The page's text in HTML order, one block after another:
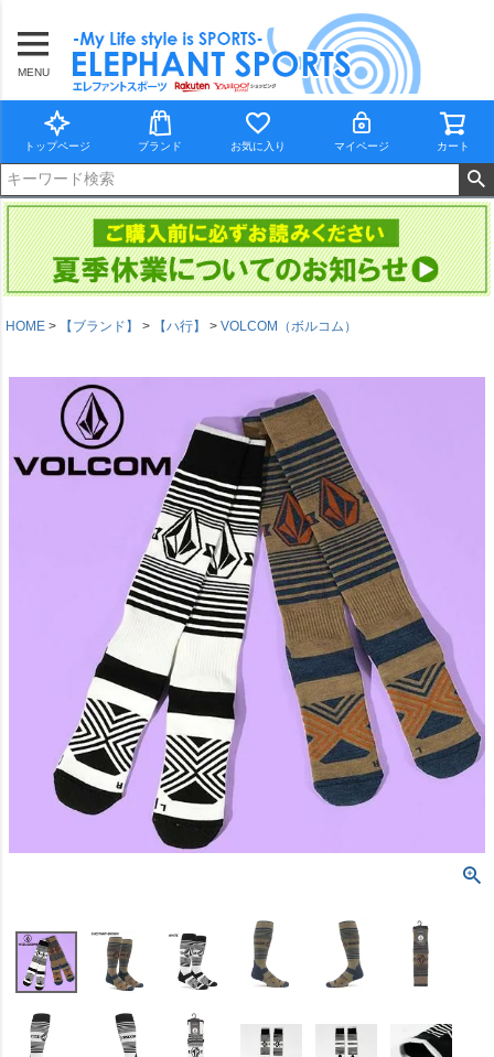
MENU
トップページ ブランド お気に入り マイページ カート
HOME 【ブランド】 【ハ行】 VOLCOM（ボルコム）